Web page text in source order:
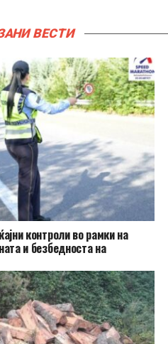
ВЕСТИ
контроли во рамки на
и безбедноста на